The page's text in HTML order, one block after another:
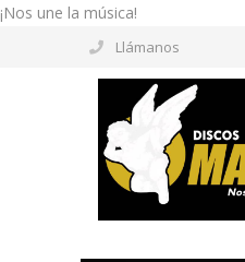
¡Nos une la música!
Llámanos